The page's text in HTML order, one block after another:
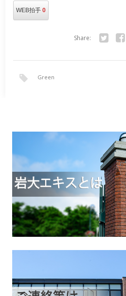
WEB拍手0
Share:
Green